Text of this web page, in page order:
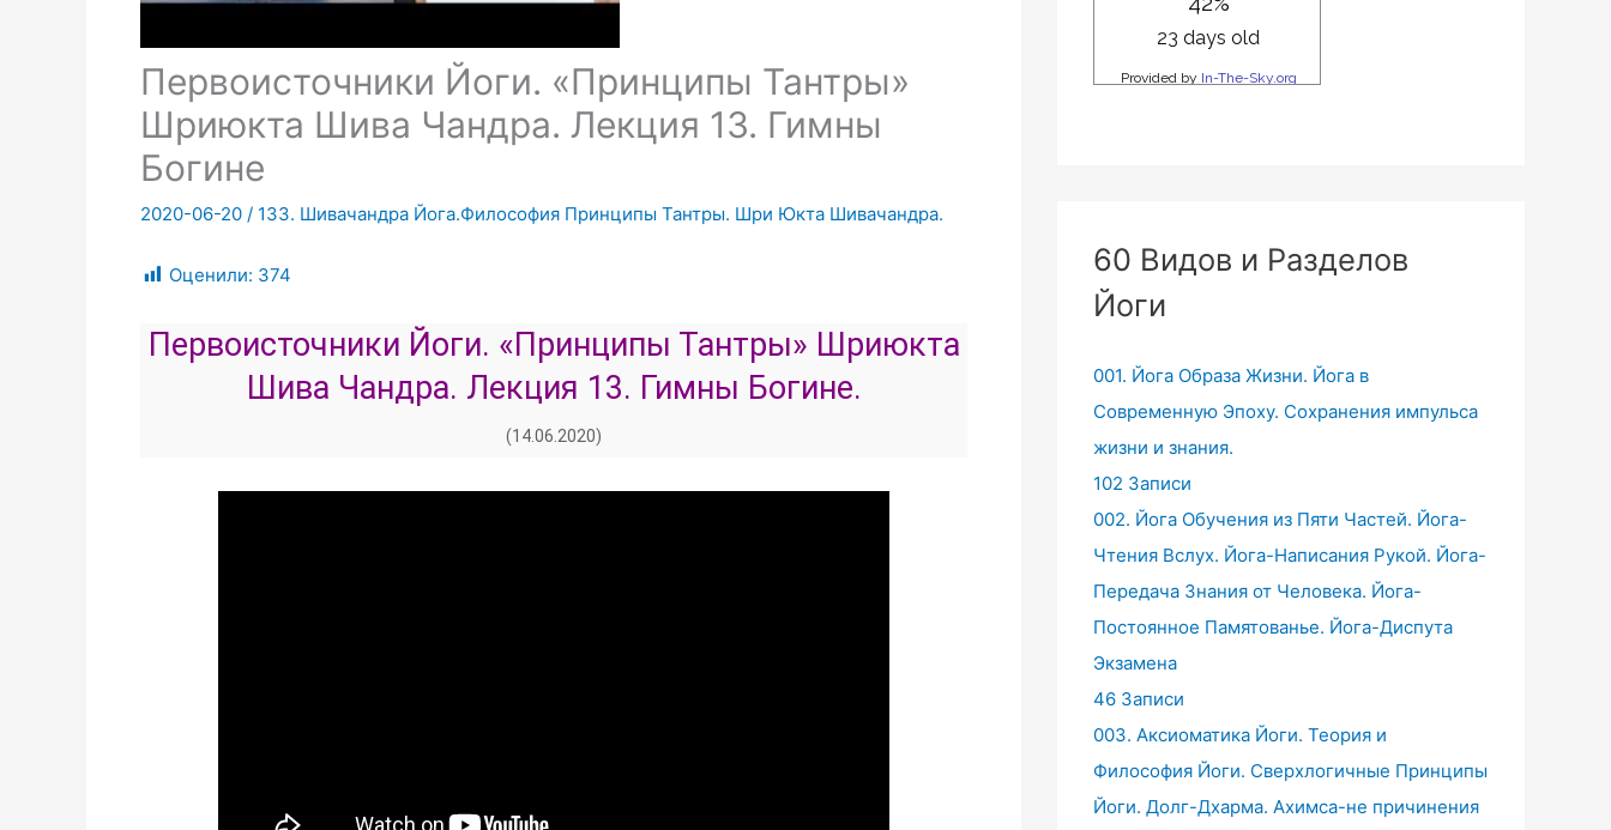
Первоисточники Йоги. «Принципы Тантры»
Шриюкта Шива Чандра. Лекция 13. Гимны
Богине
2020-06-20 / 133. Шивачандра Йога.Философия Принципы Тантры. Шри Юкта Шивачандра.
Оценили: 374
Первоисточники Йоги. «Принципы Тантры» Шриюкта
Шива Чандра. Лекция 13. Гимны Богине.
(14.06.2020)
60 Видов и Разделов
Йоги
001. Йога Образа Жизни. Йога в
Современную Эпоху. Сохранения импульса
жизни и знания.
102 Записи
002. Йога Обучения из Пяти Частей. Йога-
Чтения Вслух. Йога-Написания Рукой. Йога-
Передача Знания от Человека. Йога-
Постоянное Памятованье. Йога-Диспута
Экзамена
46 Записи
003. Аксиоматика Йоги. Теория и
Философия Йоги. Сверхлогичные Принципы
Йоги. Долг-Дхарма. Ахимса-не причинения